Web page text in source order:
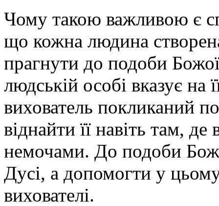
Чому такою важливою є
що кожна людина
прагнути до подоби
людській особі вказує на
вихователь покликаний
віднайти її навіть там,
немочами. До подоби
Дусі, а допомогти у
вихователі.